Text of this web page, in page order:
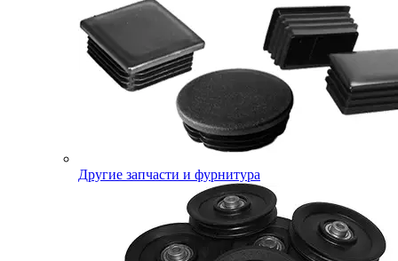
Другие запчасти и фурнитура